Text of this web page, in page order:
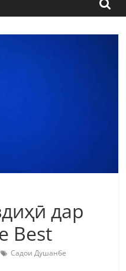
дар
Best
Садои Душанбе